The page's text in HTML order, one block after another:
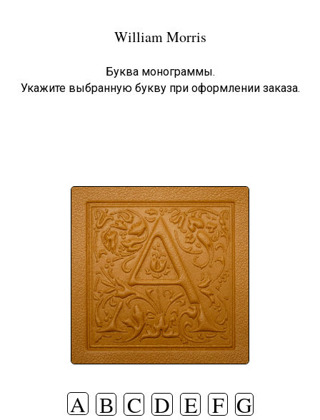
William Morris
Буква монограммы.
Укажите выбранную букву при оформлении заказа.
В C E
D
A F G